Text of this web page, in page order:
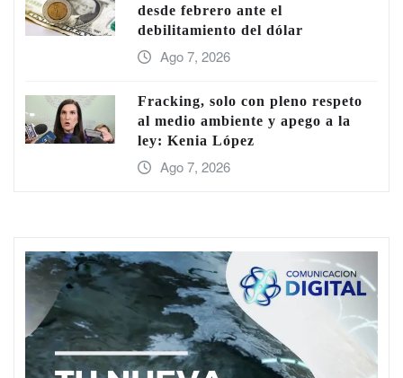
desde febrero ante el
debilitamiento del dólar
Ago 7, 2026
Fracking, solo con pleno respeto
al medio ambiente y apego a la
ley: Kenia López
Ago 7, 2026